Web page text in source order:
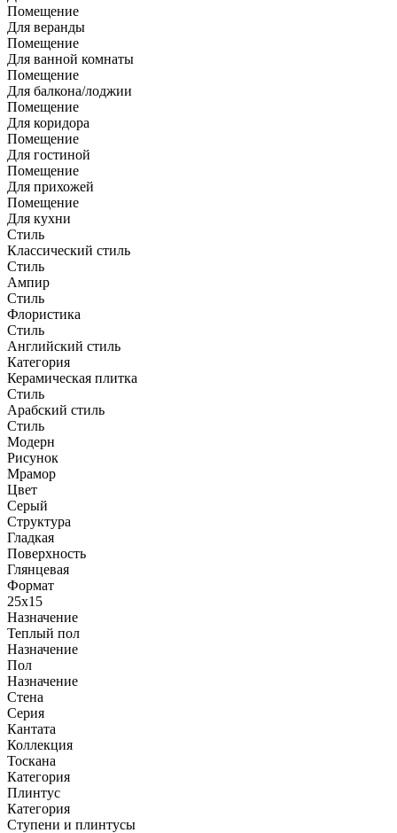
Помещение
Для веранды
Помещение
Для ванной комнаты
Помещение
Для балкона/лоджии
Помещение
Для коридора
Помещение
Для гостиной
Помещение
Для прихожей
Помещение
Для кухни
Стиль
Классический стиль
Стиль
Ампир
Стиль
Флористика
Стиль
Английский стиль
Категория
Керамическая плитка
Стиль
Арабский стиль
Стиль
Модерн
Рисунок
Мрамор
Цвет
Серый
Структура
Гладкая
Поверхность
Глянцевая
Формат
25x15
Назначение
Теплый пол
Назначение
Пол
Назначение
Стена
Серия
Кантата
Коллекция
Тоскана
Категория
Плинтус
Категория
Ступени и плинтусы